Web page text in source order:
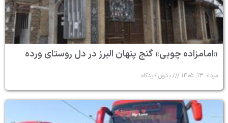
«امامزاده چوبی» گنج پنهان البرز در دل روستای ورده
مرداد ۱۳, ۱۴۰۵ بدون دیدگاه